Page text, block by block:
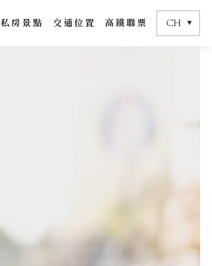
私房景點 交通位置 高鐵聯票 CH